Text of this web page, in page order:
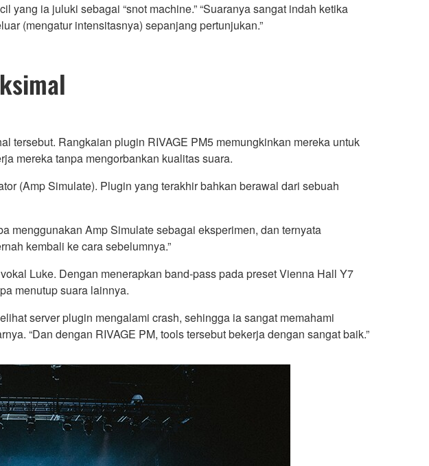
ia juluki sebagai “snot machine.” “Suaranya sangat indah ketika
(mengatur intensitasnya) sepanjang pertunjukan.”
tersebut. Rangkaian plugin RIVAGE PM5 memungkinkan mereka untuk
mereka tanpa mengorbankan kualitas suara.
(Amp Simulate). Plugin yang terakhir bahkan berawal dari sebuah
menggunakan Amp Simulate sebagai eksperimen, dan ternyata
kembali ke cara sebelumnya.”
Luke. Dengan menerapkan band-pass pada preset Vienna Hall Y7
menutup suara lainnya.
server plugin mengalami crash, sehingga ia sangat memahami
“Dan dengan RIVAGE PM, tools tersebut bekerja dengan sangat baik.”